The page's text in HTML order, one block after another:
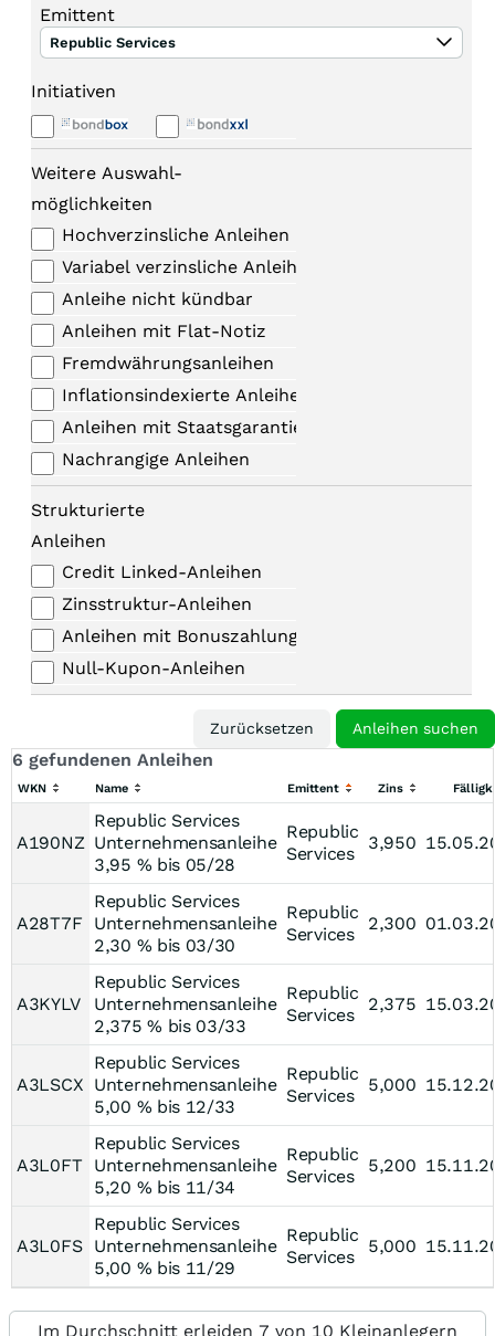
Emittent
Republic Services
Initiativen
Weitere Auswahl-
möglichkeiten
Hochverzinsliche Anleihen
Variabel verzinsliche Anleihen
Anleihe nicht kündbar
Anleihen mit Flat-Notiz
Fremdwährungsanleihen
Inflationsindexierte Anleihen
Anleihen mit Staatsgarantie
Nachrangige Anleihen
Strukturierte
Anleihen
Credit Linked-Anleihen
Zinsstruktur-Anleihen
Anleihen mit Bonuszahlungen
Null-Kupon-Anleihen
6 gefundenen Anleihen
WKN Name Emittent Zins
A190NZ
Republic Services
Unternehmensanleihe
3,95 % bis 05/28
Republic
Services
3,950
A28T7F
Republic Services
Unternehmensanleihe
2,30 % bis 03/30
Republic
Services
2,300
A3KYLV
Republic Services
Unternehmensanleihe
2,375 % bis 03/33
Republic
Services
2,375
A3LSCX
Republic Services
Unternehmensanleihe
5,00 % bis 12/33
Republic
Services
5,000
A3L0FT
Republic Services
Unternehmensanleihe
5,20 % bis 11/34
Republic
Services
5,200
A3L0FS
Republic Services
Unternehmensanleihe
5,00 % bis 11/29
Republic
Services
5,000
Im Durchschnitt erleiden 7 von 10 Kleinanlegern